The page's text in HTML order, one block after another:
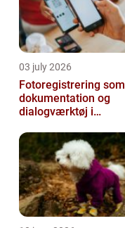
03 july 2026
Fotoregistrering som
dokumentation og
dialogværktøj i